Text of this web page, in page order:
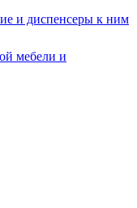
и диспенсеры к ним
мебели и